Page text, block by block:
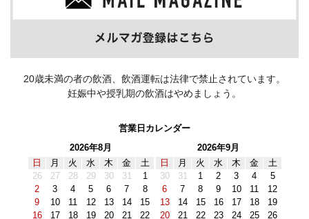
20歳未満の者の飲酒、飲酒運転は法律で禁止されています。
妊娠中や授乳期の飲酒はやめましょう。
営業日カレンダー
2026年8月
日
月 火 水 木 金
土
26
27 28 29 30 31
1
2
3 4 5 6 7
8
9
10 11 12 13 14
15
16
17 18 19 20 21 22
2026年9月
日
月 火 水 木 金
土
30
31 1 2 3 4
5
6
7 8 9 10 11
12
13
14 15 16 17 18
19
20
21 22 23 24 25 26